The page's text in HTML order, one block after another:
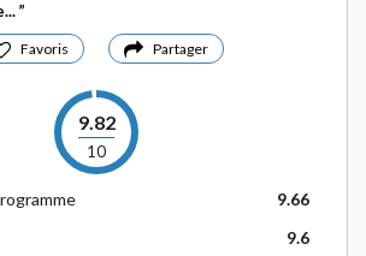
Favoris Partager
9.82
10
9.66
9.6